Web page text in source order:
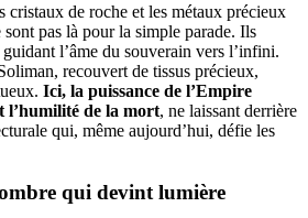
cristaux de roche et les métaux précieux
pas là pour la simple parade. Ils
l’âme du souverain vers l’infini.
recouvert de tissus précieux,
Ici, la puissance de l’Empire
l’humilité de la mort, ne laissant derrière
qui, même aujourd’hui, défie les
qui devint lumière